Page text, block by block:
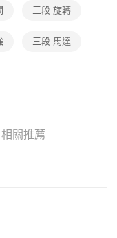
三段 旋轉
三段 馬達
相關推薦